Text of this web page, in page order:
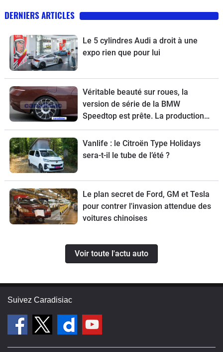
DERNIERS ARTICLES
Le 5 cylindres Audi a droit à une
expo rien que pour lui
Véritable beauté sur roues, la
version de série de la BMW
Speedtop est prête. La production
de ce break de chasse sera limitée à
70 exemplaires.
Vanlife : le Citroën Type Holidays
sera-t-il le tube de l’été ?
Le plan secret de Ford, GM et Tesla
pour contrer l'invasion attendue des
voitures chinoises
Voir toute l'actu auto
Suivez Caradisiac